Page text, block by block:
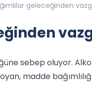
geleceğinden
sebep oluyor.
madde